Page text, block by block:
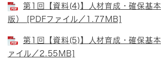
第1回【資料(4)】人材育成・確保基
版） [PDFファイル／1.77MB]
第1回【資料(5)】人材育成・確保基
ァイル／2.55MB]